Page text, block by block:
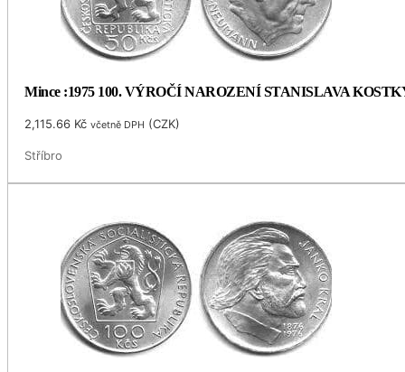
Mince :1975 100. VÝROČÍ NAROZENÍ STANISLAVA
2,115.66 Kč včetně DPH (CZK)
Stříbro